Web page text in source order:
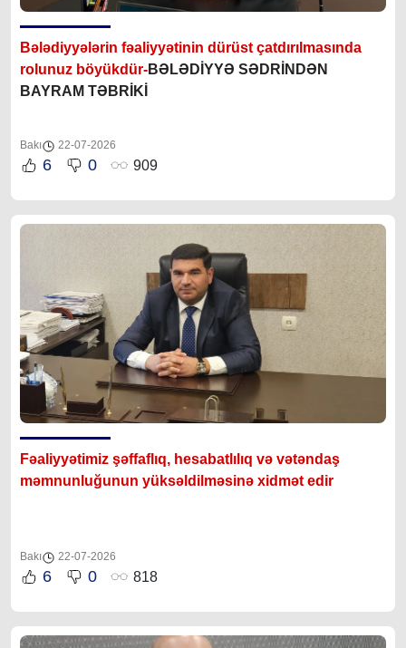
Bələdiyyələrin fəaliyyətinin dürüst çatdırılmasında
rolunuz böyükdür-BƏLƏDİYYƏ SƏDRİNDƏN
BAYRAM TƏBRİKİ
Bakı 22-07-2026
6 0 909
Fəaliyyətimiz şəffaflıq, hesabatlılıq və vətəndaş
məmnunluğunun yüksəldilməsinə xidmət edir
Bakı 22-07-2026
6 0 818